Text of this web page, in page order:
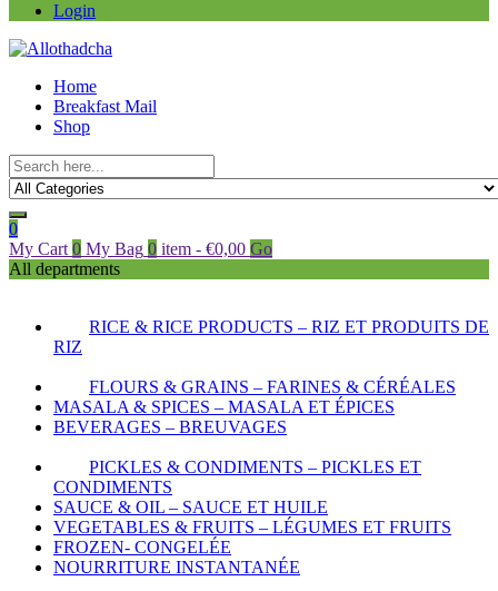
Login
Home
Breakfast Mail
Shop
0
My Cart 0 My Bag 0 item - €0,00 Go
All departments
RICE & RICE PRODUCTS – RIZ ET PRODUITS DE
RIZ
FLOURS & GRAINS – FARINES & CÉRÉALES
MASALA & SPICES – MASALA ET ÉPICES
BEVERAGES – BREUVAGES
PICKLES & CONDIMENTS – PICKLES ET
CONDIMENTS
SAUCE & OIL – SAUCE ET HUILE
VEGETABLES & FRUITS – LÉGUMES ET FRUITS
FROZEN- CONGELÉE
NOURRITURE INSTANTANÉE